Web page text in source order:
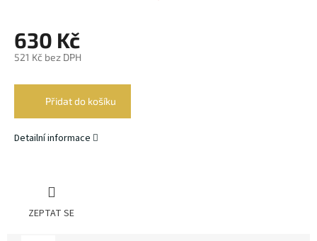
630 Kč
521 Kč bez DPH
Přidat do košíku
Detailní informace
ZEPTAT SE